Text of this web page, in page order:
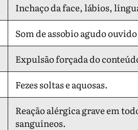
Inchaço da face, lábios,
Som de assobio agudo
Expulsão forçada do
Fezes soltas e aquosas.
Reação alérgica grave em
sanguíneos.